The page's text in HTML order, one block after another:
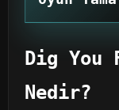
Dig You
Nedir?